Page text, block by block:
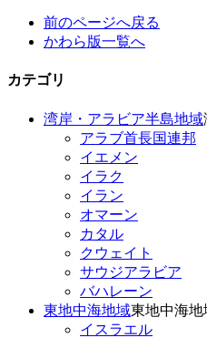
前のページへ戻る
かわら版一覧へ
カテゴリ
湾岸・アラビア半島地域
アラブ首長国連邦
イエメン
イラク
イラン
オマーン
カタル
クウェイト
サウジアラビア
バハレーン
東地中海地域東地中海地
イスラエル